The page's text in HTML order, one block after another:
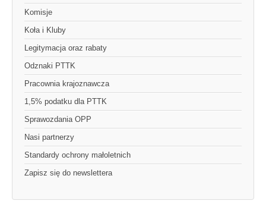
Komisje
Koła i Kluby
Legitymacja oraz rabaty
Odznaki PTTK
Pracownia krajoznawcza
1,5% podatku dla PTTK
Sprawozdania OPP
Nasi partnerzy
Standardy ochrony małoletnich
Zapisz się do newslettera